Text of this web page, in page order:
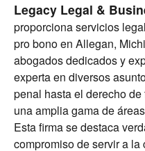
Legacy Legal &
proporciona servicios
pro bono en Allegan,
abogados dedicados y
experta en diversos
penal hasta el derecho
una amplia gama de
Esta firma se destaca
compromiso de servir a